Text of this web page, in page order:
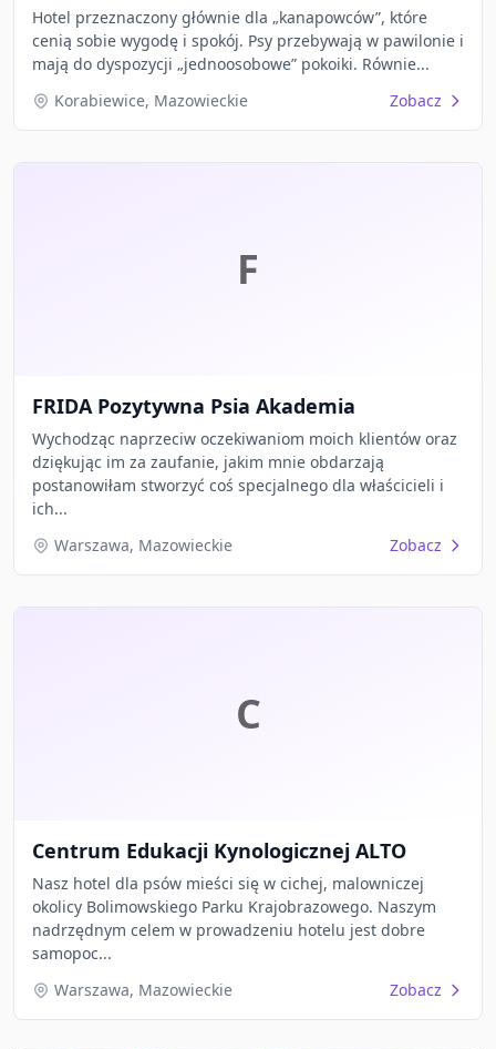
Hotel przeznaczony głównie dla „kanapowców”, które
cenią sobie wygodę i spokój. Psy przebywają w pawilonie i
mają do dyspozycji „jednoosobowe” pokoiki. Równie...
Korabiewice, Mazowieckie
Zobacz
F
FRIDA Pozytywna Psia Akademia
Wychodząc naprzeciw oczekiwaniom moich klientów oraz
dziękując im za zaufanie, jakim mnie obdarzają
postanowiłam stworzyć coś specjalnego dla właścicieli i
ich...
Warszawa, Mazowieckie
Zobacz
C
Centrum Edukacji Kynologicznej ALTO
Nasz hotel dla psów mieści się w cichej, malowniczej
okolicy Bolimowskiego Parku Krajobrazowego. Naszym
nadrzędnym celem w prowadzeniu hotelu jest dobre
samopoc...
Warszawa, Mazowieckie
Zobacz